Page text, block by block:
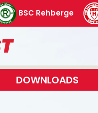
BSC Rehberge
DOWNLOADS